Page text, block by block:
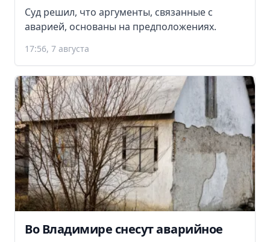
Суд решил, что аргументы, связанные с
аварией, основаны на предположениях.
17:56, 7 августа
Во Владимире снесут аварийное